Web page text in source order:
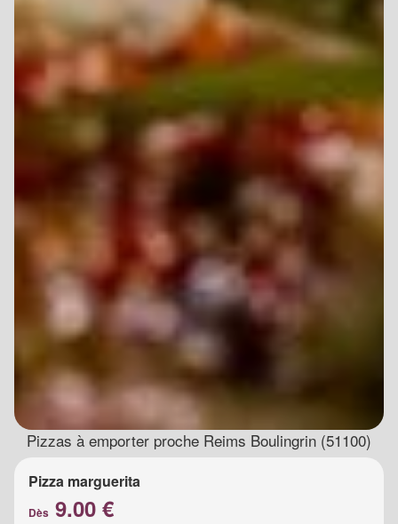
Pizzas à emporter proche Reims Boulingrin (51100)
Pizza marguerita
Dès 9.00 €